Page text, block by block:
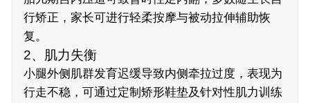
行矫正，家长可进行轻柔按摩与被动拉伸辅助恢
复。
2、肌力失衡
小腿外侧肌群发育迟缓导致内侧牵拉过度，表现为
行走不稳，可通过定制矫形鞋垫及针对性肌力训练